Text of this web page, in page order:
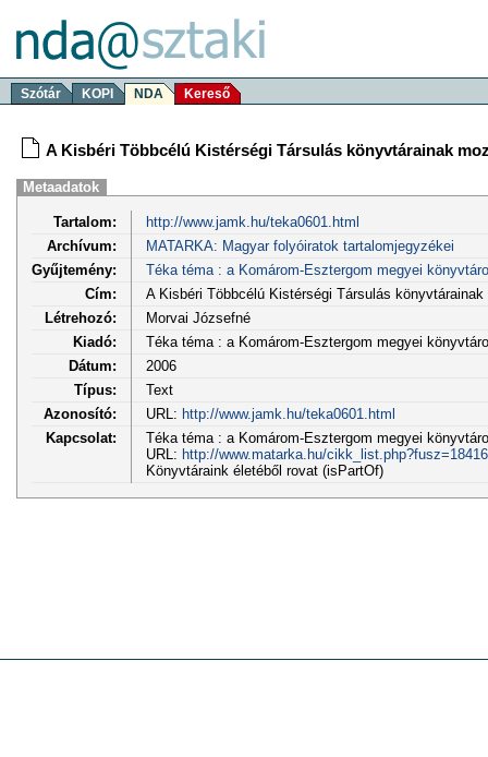
Szótár KOPI NDA Kereső
A Kisbéri Többcélú Kistérségi Társulás könyvtárainak
Metaadatok
Tartalom:
http://www.jamk.hu/teka0601.html
Archívum:
MATARKA: Magyar folyóiratok tartalomjegyzékei
Gyűjtemény:
Téka téma : a Komárom-Esztergom megyei
Cím:
A Kisbéri Többcélú Kistérségi Társulás
Létrehozó:
Morvai Józsefné
Kiadó:
Téka téma : a Komárom-Esztergom megyei
Dátum:
2006
Típus:
Text
Azonosító:
URL: http://www.jamk.hu/teka0601.html
Kapcsolat:
Téka téma : a Komárom-Esztergom megyei
URL: http://www.matarka.hu/cikk_list.php?fusz=18416
Könyvtáraink életéből rovat (isPartOf)